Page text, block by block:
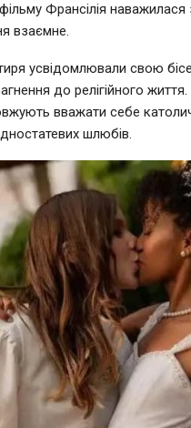
Франсілія наважилася
взаємне.
усвідомлювали свою
до релігійного
вважати себе
шлюбів.